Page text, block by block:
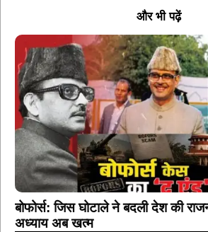
और भी पढ़ें
बोफोर्स: जिस घोटाले ने बदली देश की
अध्याय अब खत्म